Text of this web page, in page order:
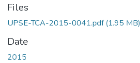
Files
UPSE-TCA-2015-0041.pdf(1.95 MB)
Date
2015